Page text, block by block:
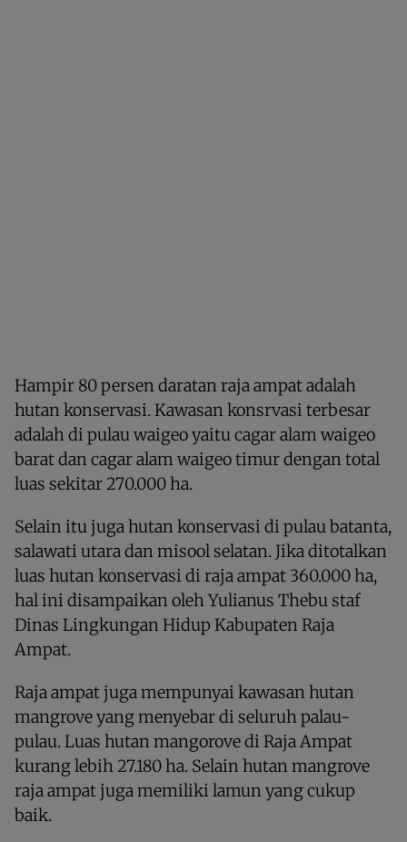
Hampir 80 persen daratan raja ampat adalah
hutan konservasi. Kawasan konsrvasi terbesar
adalah di pulau waigeo yaitu cagar alam waigeo
barat dan cagar alam waigeo timur dengan total
luas sekitar 270.000 ha.
Selain itu juga hutan konservasi di pulau batanta,
salawati utara dan misool selatan. Jika ditotalkan
luas hutan konservasi di raja ampat 360.000 ha,
hal ini disampaikan oleh Yulianus Thebu staf
Dinas Lingkungan Hidup Kabupaten Raja
Ampat.
Raja ampat juga mempunyai kawasan hutan
mangrove yang menyebar di seluruh palau-
pulau. Luas hutan mangorove di Raja Ampat
kurang lebih 27.180 ha. Selain hutan mangrove
raja ampat juga memiliki lamun yang cukup
baik.